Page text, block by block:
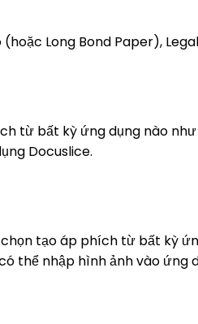
Long Bond Paper),
từ bất kỳ ứng dụng nào
Docuslice.
tạo áp phích từ bất kỳ
thể nhập hình ảnh vào